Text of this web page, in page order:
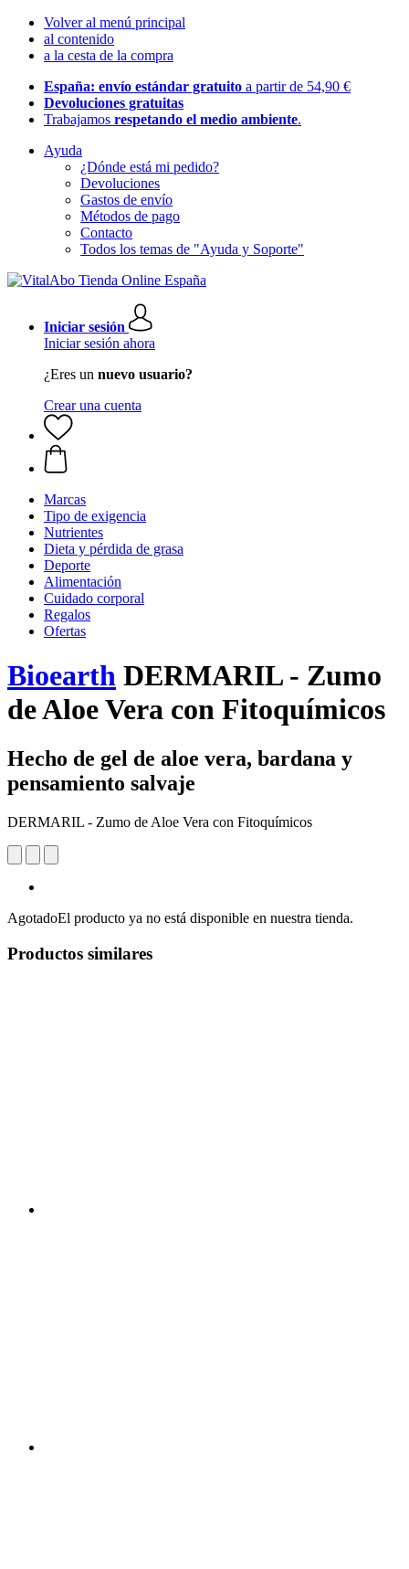
Volver al menú principal
al contenido
a la cesta de la compra
España: envío estándar gratuito a partir de 54,90 €
Devoluciones gratuitas
Trabajamos respetando el medio ambiente.
Ayuda
¿Dónde está mi pedido?
Devoluciones
Gastos de envío
Métodos de pago
Contacto
Todos los temas de "Ayuda y Soporte"
Iniciar sesión
Iniciar sesión ahora
¿Eres un nuevo usuario?
Crear una cuenta
Marcas
Tipo de exigencia
Nutrientes
Dieta y pérdida de grasa
Deporte
Alimentación
Cuidado corporal
Regalos
Ofertas
Bioearth DERMARIL - Zumo
de Aloe Vera con Fitoquímicos
Hecho de gel de aloe vera, bardana y
pensamiento salvaje
DERMARIL - Zumo de Aloe Vera con Fitoquímicos
AgotadoEl producto ya no está disponible en nuestra tienda.
Productos similares